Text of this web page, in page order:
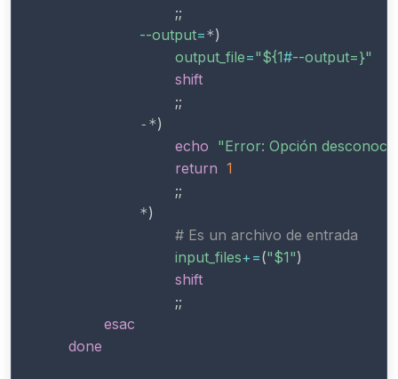
;;
--output=*)
output_file="${1#--output=}"
shift
;;
            -*
)
echo "Error: Opción
return 1
;;
            *
)
# Es un archivo de entrada
input_files+=("$1")
shift
;;
esac
done